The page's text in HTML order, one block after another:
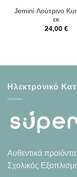
Jemini Λούτρινο
εκ
24,00 €
Ηλεκτρονικό
Αυθεντικά
Σχολικός